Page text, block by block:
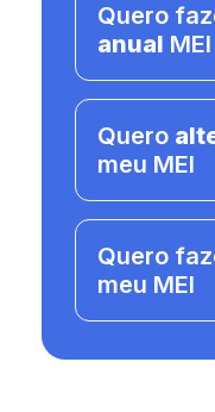
Quero
anual MEI
Quero
meu MEI
Quero
meu MEI